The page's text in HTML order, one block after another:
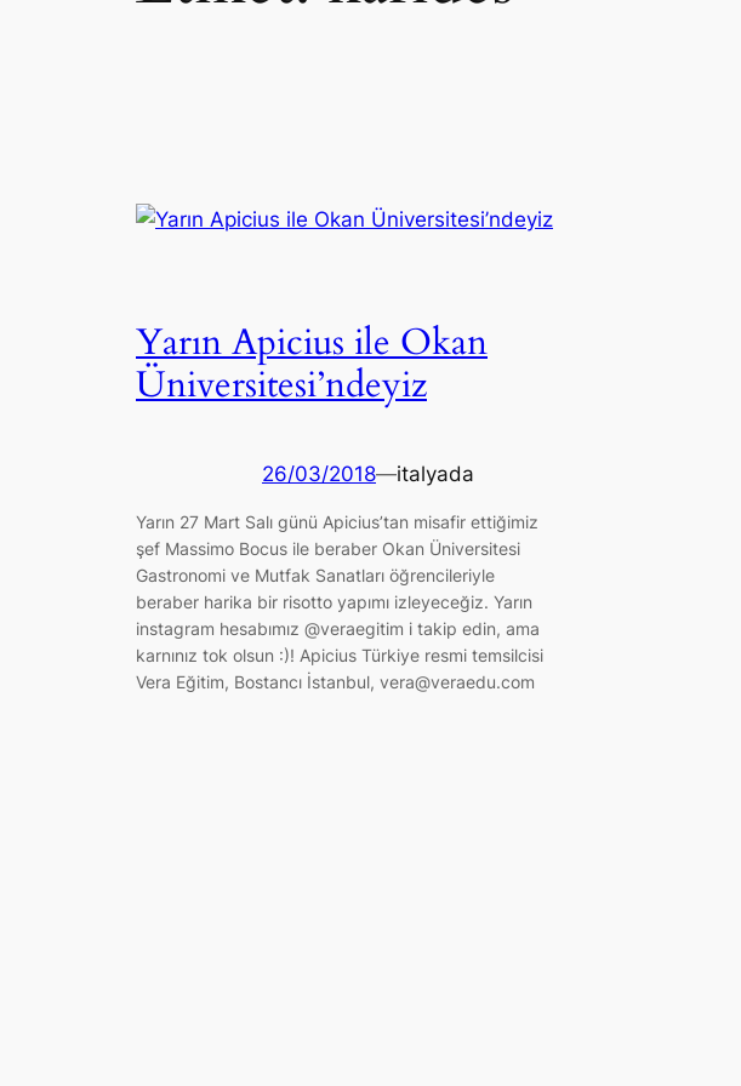
Yarın Apicius ile Okan
Üniversitesi’ndeyiz
26/03/2018—italyada
Yarın 27 Mart Salı günü Apicius’tan misafir ettiğimiz
şef Massimo Bocus ile beraber Okan Üniversitesi
Gastronomi ve Mutfak Sanatları öğrencileriyle
beraber harika bir risotto yapımı izleyeceğiz. Yarın
instagram hesabımız @veraegitim i takip edin, ama
karnınız tok olsun :)! Apicius Türkiye resmi temsilcisi
Vera Eğitim, Bostancı İstanbul, vera@veraedu.com